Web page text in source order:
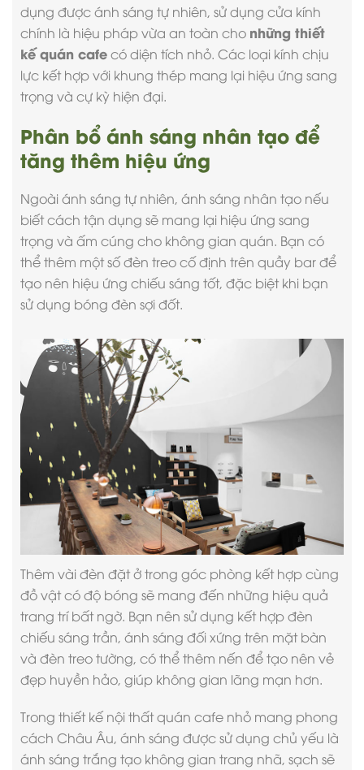
dụng được ánh sáng tự nhiên, sử dụng cửa kính
chính là hiệu pháp vừa an toàn cho những thiết
kế quán cafecó diện tích nhỏ. Các loại kính chịu
lực kết hợp với khung thép mang lại hiệu ứng sang
trọng và cự kỳ hiện đại.
Phân bổ ánh sáng nhân tạo để
tăng thêm hiệu ứng
Ngoài ánh sáng tự nhiên, ánh sáng nhân tạo nếu
biết cách tận dụng sẽ mang lại hiệu ứng sang
trọng và ấm cúng cho không gian quán. Bạn có
thể thêm một số đèn treo cố định trên quầy bar để
tạo nên hiệu ứng chiếu sáng tốt, đặc biệt khi bạn
sử dụng bóng đèn sợi đốt.
Thêm vài đèn đặt ở trong góc phòng kết hợp cùng
đồ vật có độ bóng sẽ mang đến những hiệu quả
trang trí bất ngờ. Bạn nên sử dụng kết hợp đèn
chiếu sáng trần, ánh sáng đối xứng trên mặt bàn
và đèn treo tường, có thể thêm nến để tạo nên vẻ
đẹp huyền hảo, giúp không gian lãng mạn hơn.
Trong thiết kế nội thất quán cafe nhỏ mang phong
cách Châu Âu, ánh sáng được sử dụng chủ yếu là
ánh sáng trắng tạo không gian trang nhã, sạch sẽ